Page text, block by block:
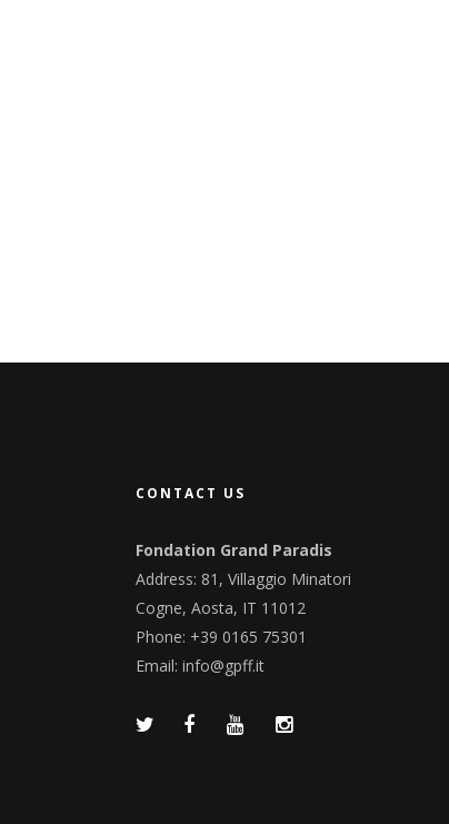
CONTACT US
Fondation Grand Paradis
Address: 81, Villaggio Minatori
Cogne, Aosta, IT 11012
Phone: +39 0165 75301
Email: info@gpff.it